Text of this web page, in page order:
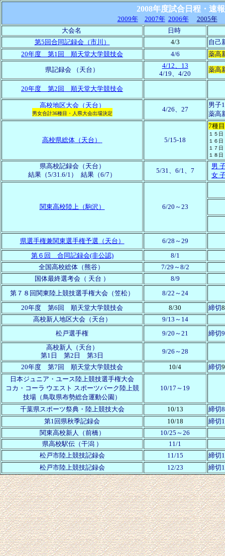
2008年度試合日程・速報
2009年 2007年 2006年
2005年
大会名
日時
第5回合同記録会（市川）
4/3
自己
20年度 第1回 順天堂大学競技会
4/6 薬高
県記録会 （天台）
4/12、13
4/19、4/20
薬高
20年度 第2回 順天堂大学競技会
高校地区大会（天台）
男女合計36種目・人県大会出場決定
4/26、27
男子
薬高
高校県総体（天台） 5/15-18
7種
１５
１６日
１７
１８
県高校記録会（天台）
結果（5/31.6/1）
結果（6/7）
5/31、6/1、 7
男
女
関東高校陸上（駒沢） 6/20～23
県選手権兼関東選手権予選 （天台）
6/28～29
第６回 合同記録会(非公認)
8/1
全国高校総体（熊谷） 7/29 ～8/2
国体最終選考会（ 天台 ）
8/9
第７８回関東陸上競技選手権大会（笠松）
8/22～24
20年度 第6回 順天堂大学競技会
8/30 締切
高校新人地区大会（ 天台 ）
9/13～14
松戸選手権
9/20～21
締切
高校新人（ 天台 ）
第1日 第2日 第3日
9/26～28
20年度 第7回 順天堂大学競技会 10/4 締切
日本ジュニア・ユース陸上競技選手権大会
コカ・コーラ ウエスト スポーツパーク陸上競
技場（鳥取県布勢総合運動公園）
10/17～19
千葉県スポーツ祭典・陸上競技大会 10/13
締切
第1回県秋季記録会
10/18
締切
関東高校新人（前橋）
10/25～26
県高校駅伝（干潟）
11/1
松戸市陸上競技記録会
11/15
締切
松戸市陸上競技記録会
12/23 締切